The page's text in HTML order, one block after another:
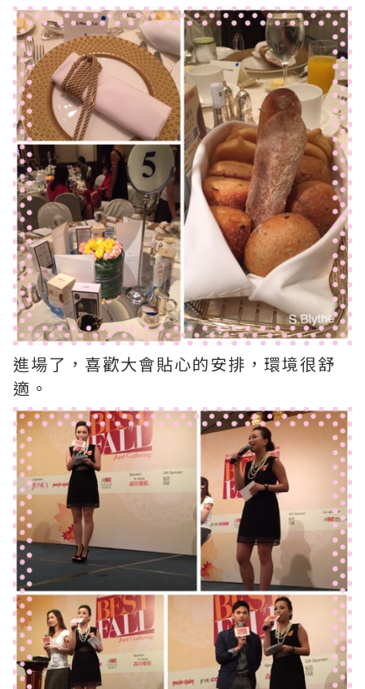
進場了，喜歡大會貼心的安排，環境很舒
適。